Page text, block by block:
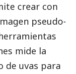
crear con
pseudo-
mide la
de uvas para